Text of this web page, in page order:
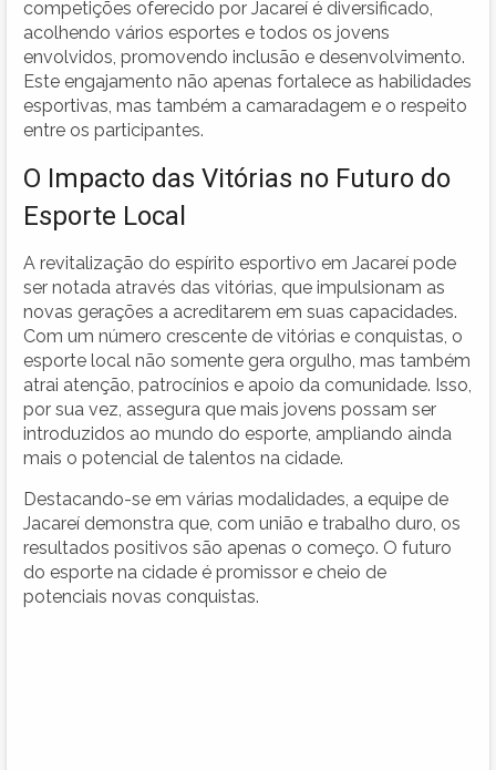
competições oferecido por Jacareí é diversificado,
acolhendo vários esportes e todos os jovens
envolvidos, promovendo inclusão e desenvolvimento.
Este engajamento não apenas fortalece as habilidades
esportivas, mas também a camaradagem e o respeito
entre os participantes.
O Impacto das Vitórias no Futuro do
Esporte Local
A revitalização do espírito esportivo em Jacareí pode
ser notada através das vitórias, que impulsionam as
novas gerações a acreditarem em suas capacidades.
Com um número crescente de vitórias e conquistas, o
esporte local não somente gera orgulho, mas também
atrai atenção, patrocínios e apoio da comunidade. Isso,
por sua vez, assegura que mais jovens possam ser
introduzidos ao mundo do esporte, ampliando ainda
mais o potencial de talentos na cidade.
Destacando-se em várias modalidades, a equipe de
Jacareí demonstra que, com união e trabalho duro, os
resultados positivos são apenas o começo. O futuro
do esporte na cidade é promissor e cheio de
potenciais novas conquistas.